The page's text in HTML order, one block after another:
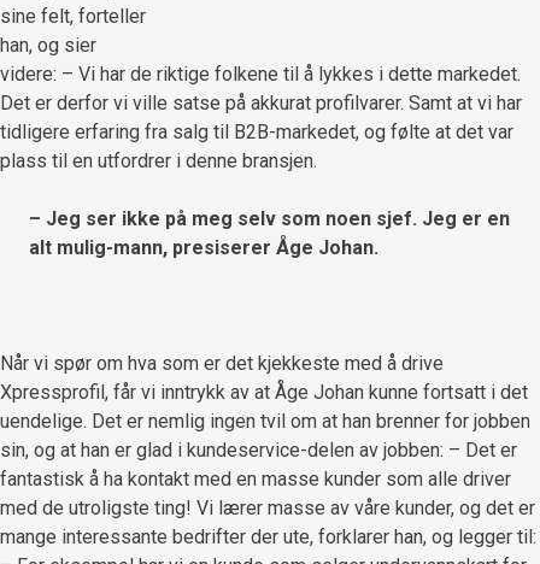
sine felt, forteller
han, og sier
videre: – Vi har de riktige folkene til å lykkes i dette markedet.
Det er derfor vi ville satse på akkurat profilvarer. Samt at vi har
tidligere erfaring fra salg til B2B-markedet, og følte at det var
plass til en utfordrer i denne bransjen.
– Jeg ser ikke på meg selv som noen sjef. Jeg er en
alt mulig-mann, presiserer Åge Johan.
Når vi spør om hva som er det kjekkeste med å drive
Xpressprofil, får vi inntrykk av at Åge Johan kunne fortsatt i det
uendelige. Det er nemlig ingen tvil om at han brenner for jobben
sin, og at han er glad i kundeservice-delen av jobben: – Det er
fantastisk å ha kontakt med en masse kunder som alle driver
med de utroligste ting! Vi lærer masse av våre kunder, og det er
mange interessante bedrifter der ute, forklarer han, og legger til: